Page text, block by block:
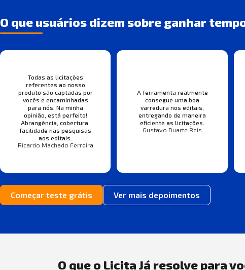
O que usuários dizem sobre ganhar
Todas as licitações
referentes ao nosso
produto são captadas por
vocês e encaminhadas
para nós. Na minha
opinião, está perfeito!
Abrangência, cobertura,
facilidade nas pesquisas
aos editais.
Ricardo Machado Ferreira
A ferramenta realmente
consegue uma boa
varredura nos editais,
entregando de maneira
eficiente as licitações.
Gustavo Duarte Reis
Começar teste grátis Ver mais depoimentos
O que o Licita Já resolve para